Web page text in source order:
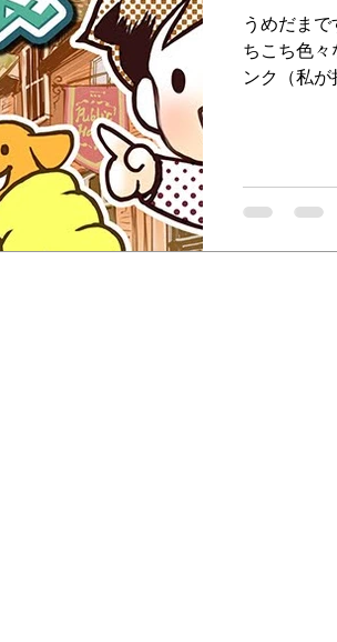
うめだま
ちこち色
ンク（私